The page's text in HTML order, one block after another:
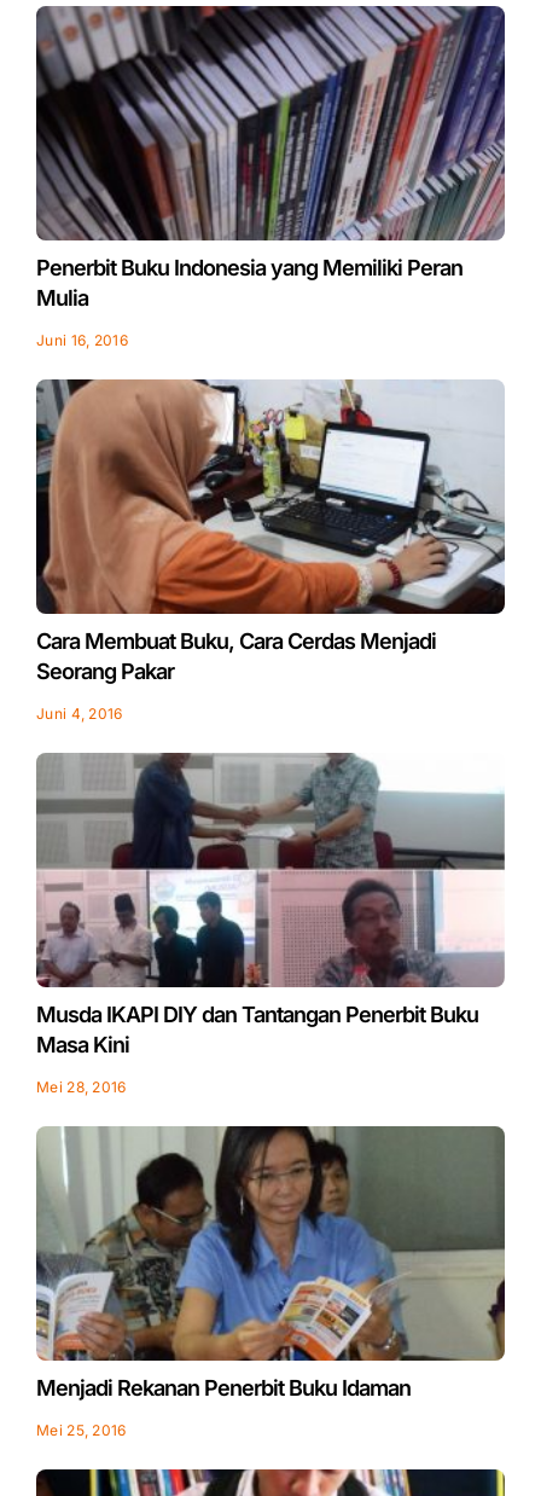
Penerbit Buku Indonesia yang Memiliki Peran
Mulia
Juni 16, 2016
Cara Membuat Buku, Cara Cerdas Menjadi
Seorang Pakar
Juni 4, 2016
Musda IKAPI DIY dan Tantangan Penerbit Buku
Masa Kini
Mei 28, 2016
Menjadi Rekanan Penerbit Buku Idaman
Mei 25, 2016
PagePage
Page
Page